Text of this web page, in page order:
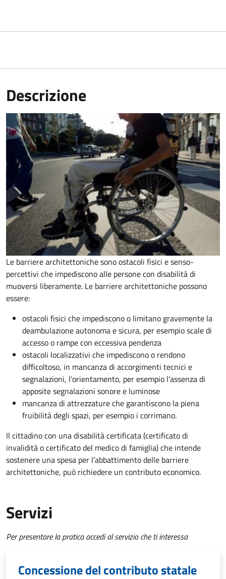
Descrizione
Le barriere architettoniche sono ostacoli fisici e senso-
percettivi che impediscono alle persone con disabilità di
muoversi liberamente. Le barriere architettoniche possono
essere:
ostacoli fisici che impediscono o limitano gravemente la
deambulazione autonoma e sicura, per esempio scale di
accesso o rampe con eccessiva pendenza
ostacoli localizzativi che impediscono o rendono
difficoltoso, in mancanza di accorgimenti tecnici e
segnalazioni, l’orientamento, per esempio l'assenza di
apposite segnalazioni sonore e luminose
mancanza di attrezzature che garantiscono la piena
fruibilità degli spazi, per esempio i corrimano.
Il cittadino con una disabilità certificata (certificato di
invalidità o certificato del medico di famiglia) che intende
sostenere una spesa per l’abbattimento delle barriere
architettoniche, può richiedere un contributo economico.
Servizi
Per presentare la pratica accedi al servizio che ti interessa
Concessione del contributo statale